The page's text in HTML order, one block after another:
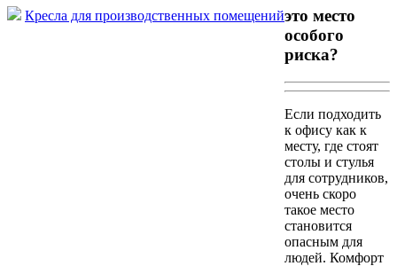
Кресла для производственных помещенийэто место
особого
риска?
Если подходить
к офису как к
месту, где стоят
столы и стулья
для сотрудников,
очень скоро
такое место
становится
опасным для
людей. Комфорт